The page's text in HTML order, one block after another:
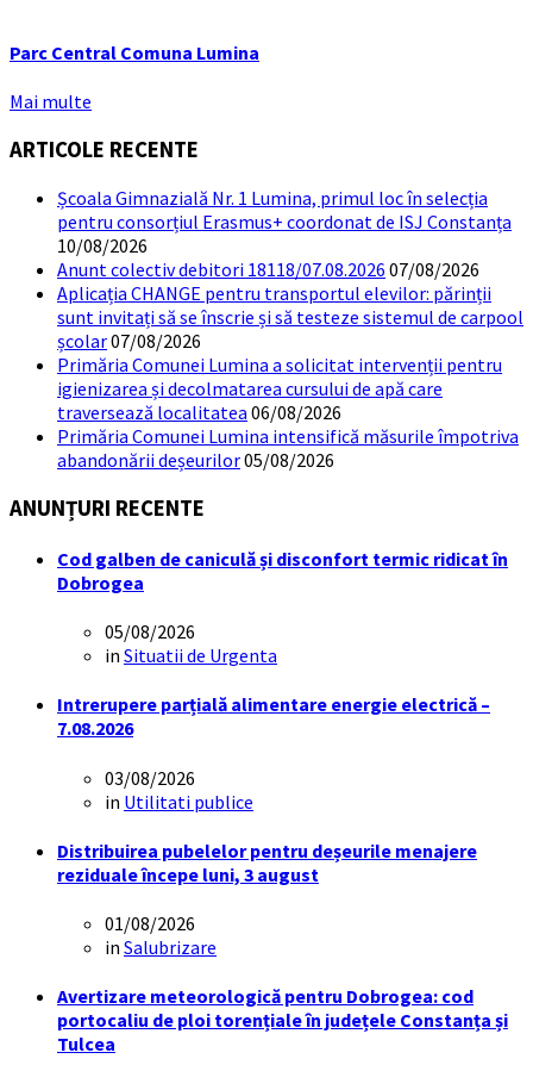
Parc Central Comuna Lumina
Mai multe
ARTICOLE RECENTE
Școala Gimnazială Nr. 1 Lumina, primul loc în selecția
pentru consorțiul Erasmus+ coordonat de ISJ Constanța
10/08/2026
Anunt colectiv debitori 18118/07.08.2026 07/08/2026
Aplicația CHANGE pentru transportul elevilor: părinții
sunt invitați să se înscrie și să testeze sistemul de carpool
școlar07/08/2026
Primăria Comunei Lumina a solicitat intervenții pentru
igienizarea și decolmatarea cursului de apă care
traversează localitatea 06/08/2026
Primăria Comunei Lumina intensifică măsurile împotriva
abandonării deșeurilor05/08/2026
ANUNȚURI RECENTE
Cod galben de caniculă și disconfort termic ridicat în
Dobrogea
05/08/2026
in Situatii de Urgenta
Intrerupere parțială alimentare energie electrică –
7.08.2026
03/08/2026
in Utilitati publice
Distribuirea pubelelor pentru deșeurile menajere
reziduale începe luni, 3 august
01/08/2026
in Salubrizare
Avertizare meteorologică pentru Dobrogea: cod
portocaliu de ploi torențiale în județele Constanța și
Tulcea